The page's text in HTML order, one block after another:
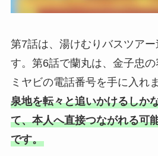
第7話は、湯けむりバスツア
す。第6話で蘭丸は、金子忠
ミヤビの電話番号を手に入れ
泉地を転々と追いかけるしか
て、本人へ直接つながれる可
です。